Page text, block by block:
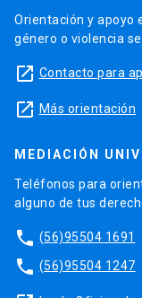
Orientación y apoyo
género o violencia
launch Contacto para
launch Más orientación
MEDIACIÓN
Teléfonos para
alguno de tus
phone (56)95504 1691
phone (56)95504 1247